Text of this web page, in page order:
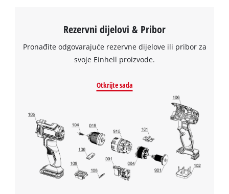
Trebamo vaše dopuštenje za učitavanje
Google Maps usluge!
to trackers that are not disclosed to the
the site with their CMP to add this content
to the list of technologies used.
Usercentrics Consent
Management Platform
Rezervni dijelovi & Pribor
Pronađite odgovarajuće rezervne dijelove ili pribor za
svoje Einhell proizvode.
Otkrijte sada